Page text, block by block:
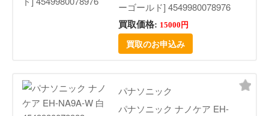
ーゴールド] 4549980078976
買取価格: 15000円
買取のお申込み
パナソニック
パナソニック ナノケア EH-